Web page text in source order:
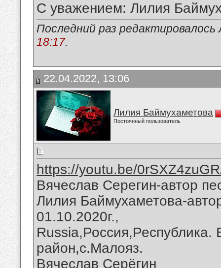
С уважением: Лилия
Последний раз
18:17.
22.04.2022, 13:06
Лилия Баймухаметова
Постоянный пользователь
https://youtu.be/
Вячеслав Серегин-автор
Лилия Баймухаметова-
01.10.2020г.,
Russia,Россия,Республика.
район,с.Малояз.
Вячеслав Серёгин